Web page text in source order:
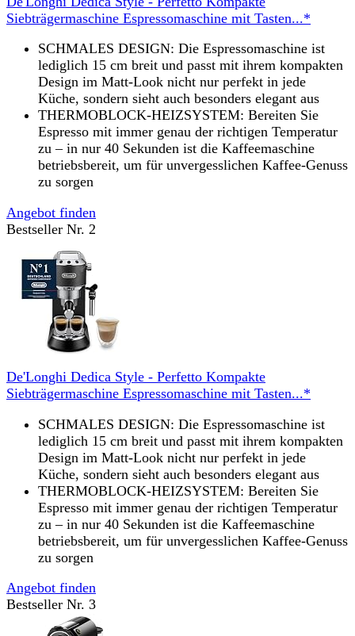
Siebträgermaschine Espressomaschine mit Tasten...*
SCHMALES DESIGN: Die Espressomaschine ist
lediglich 15 cm breit und passt mit ihrem kompakten
Design im Matt-Look nicht nur perfekt in jede
Küche, sondern sieht auch besonders elegant aus
THERMOBLOCK-HEIZSYSTEM: Bereiten Sie
Espresso mit immer genau der richtigen Temperatur
zu – in nur 40 Sekunden ist die Kaffeemaschine
betriebsbereit, um für unvergesslichen Kaffee-Genuss
zu sorgen
Angebot finden
Bestseller Nr. 2
De'Longhi Dedica Style - Perfetto Kompakte
Siebträgermaschine Espressomaschine mit Tasten...*
SCHMALES DESIGN: Die Espressomaschine ist
lediglich 15 cm breit und passt mit ihrem kompakten
Design im Matt-Look nicht nur perfekt in jede
Küche, sondern sieht auch besonders elegant aus
THERMOBLOCK-HEIZSYSTEM: Bereiten Sie
Espresso mit immer genau der richtigen Temperatur
zu – in nur 40 Sekunden ist die Kaffeemaschine
betriebsbereit, um für unvergesslichen Kaffee-Genuss
zu sorgen
Angebot finden
Bestseller Nr. 3